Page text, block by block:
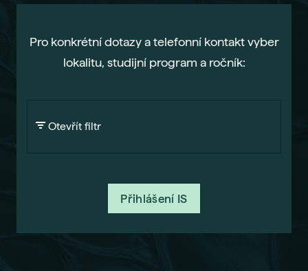
Pro konkrétní dotazy a telefonní kontakt vyber
lokalitu, studijní program a ročník:
Otevřít filtr
Přihlášení IS